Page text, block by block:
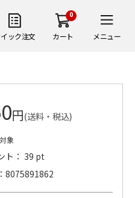
ック注文
0
カート メニュー
円(送料・税込)
象
ト： 39 pt
8075891862